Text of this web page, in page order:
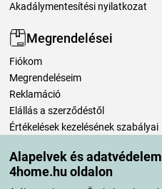
Alapelvek és
4home.hu oldalon
Akadálymentesítési nyilatkozat
Megrendelései
Fiókom
Megrendeléseim
Reklamáció
Elállás a szerződéstől
Értékelések kezelésének szabályai
Szállítási módok